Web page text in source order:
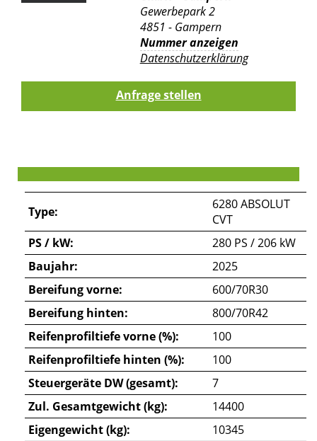
Gewerbepark 2
4851 - Gampern
Nummer anzeigen
Datenschutzerklärung
Type:
6280 ABSOLUT
CVT
PS / kW:
280 PS / 206 kW
Baujahr:
2025
Bereifung vorne:
600/70R30
Bereifung hinten:
800/70R42
Reifenprofiltiefe vorne (%):
100
Reifenprofiltiefe hinten (%):
100
Steuergeräte DW (gesamt):
7
Zul. Gesamtgewicht (kg):
14400
Eigengewicht (kg):
10345